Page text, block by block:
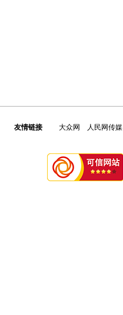
友情链接 大众网 人民网传媒